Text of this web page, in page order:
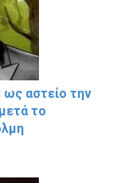
ως αστείο την
το